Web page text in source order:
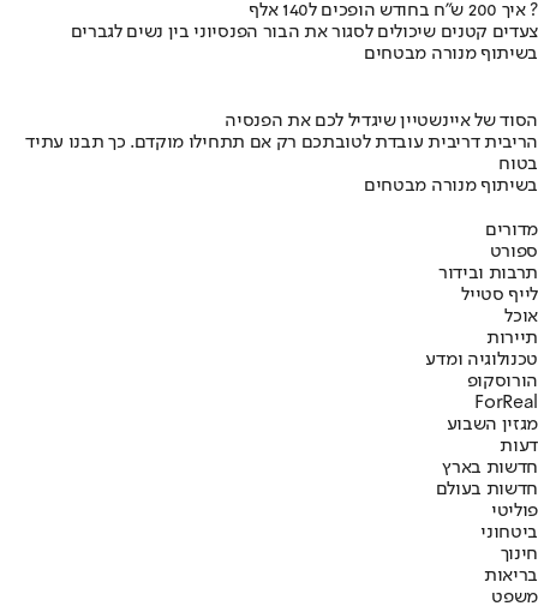
איך 200 ש"ח בחודש הופכים ל140 אלף ?
צעדים קטנים שיכולים לסגור את הבור הפנסיוני בין נשים לגברים
בשיתוף מנורה מבטחים
הסוד של איינשטיין שיגדיל לכם את הפנסיה
הריבית דריבית עובדת לטובתכם רק אם תתחילו מוקדם. כך תבנו עתיד
בטוח
בשיתוף מנורה מבטחים
מדורים
ספורט
תרבות ובידור
לייף סטייל
אוכל
תיירות
טכנולוגיה ומדע
הורוסקופ
ForReal
מגזין השבוע
דעות
חדשות בארץ
חדשות בעולם
פוליטי
ביטחוני
חינוך
בריאות
משפט